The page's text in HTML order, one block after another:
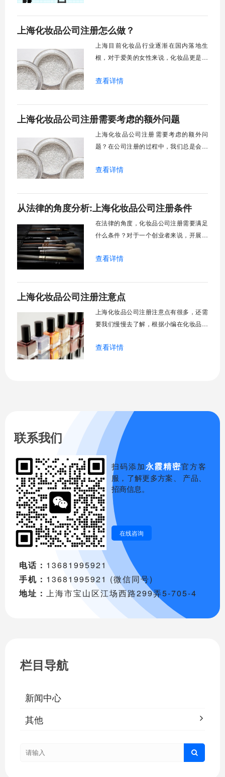
上海化妆品公司注册怎么做？
上海目前化妆品行业逐渐在国内落地生
根，对于爱美的女性来说，化妆品更是已
的认知不再陌生，需求量也自然而然的持
么造就庞大的销售市场，成立一家化妆品
公司是首要前提。而我们想要迈出这重要
注册的流程供大家参考：
查看详情
上海化妆品公司注册需要考虑的额外问题
上海化妆品公司注册​需要考虑的额外问
题？在公司注册的过程中，我们总是会涉
然也不例外，股东作为公司的主人，是公
组成的股东大会则是代表着公司的最高权
力 。不得不说，股东，是我们在完成化妆
查看详情
从法律的角度分析:上海化妆品公司注册条件
在法律的角度，化妆品公司注册需要满足
什么条件？对于一个创业者来说，开展自
公司，如今化妆品行业发展迅速，这更是
的企业家选择创办自己的化妆品公司，但
是化妆品公司的注册流程，虽然不是很复
查看详情
上海化妆品公司注册注意点
上海化妆品公司注册注意点有很多，还需
要我们慢慢去了解，根据小编在化妆品行
妆品公司对于化妆品行业的了解还停留在
才是正确的方向。今天我们就简单的来分
析一下化妆品公司在注册过程中到底应该
注意什么？
查看详情
联系我们
扫码添加永霞精密官方客
服，了解更多方案、 产品、
招商信息。
在线咨询
电话： 13681995921
手机： 13681995921 (微信同号)
地址：
上海市宝山区江场西路299弄5-705-4
栏目导航
新闻中心
其他